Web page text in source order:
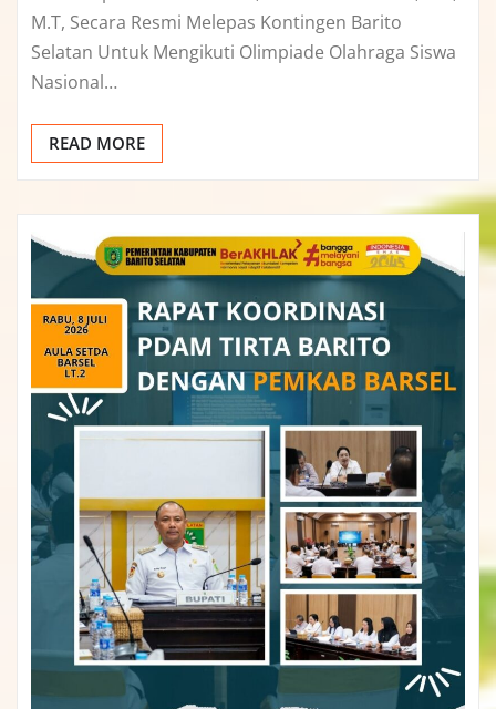
M.T, Secara Resmi Melepas Kontingen Barito
Selatan Untuk Mengikuti Olimpiade Olahraga Siswa
Nasional…
READ MORE